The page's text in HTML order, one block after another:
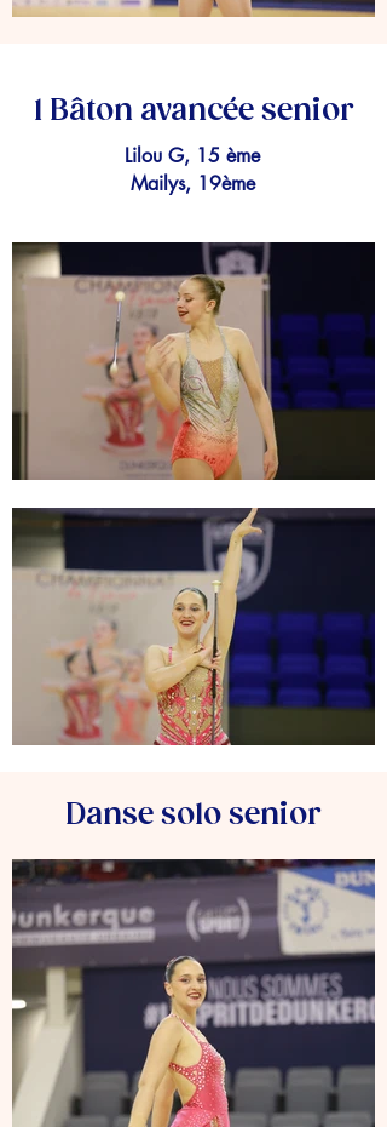
1 Bâton avancée senior
Lilou G, 15 ème
Mailys, 19ème
Danse solo senior